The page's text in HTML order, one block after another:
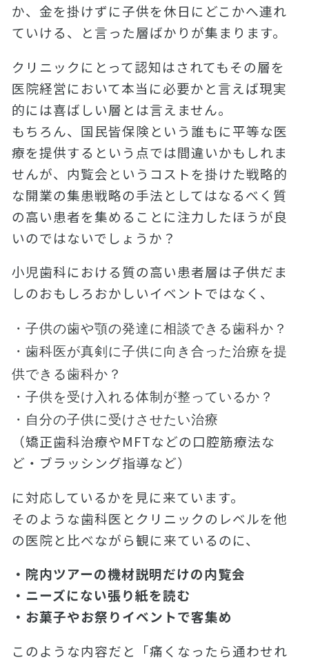
か、金を掛けずに子供を休日にどこかへ連れ
ていける、と言った層ばかりが集まります。
クリニックにとって認知はされてもその層を
医院経営において本当に必要かと言えば現実
的には喜ばしい層とは言えません。
もちろん、国民皆保険という誰もに平等な医
療を提供するという点では間違いかもしれま
せんが、内覧会というコストを掛けた戦略的
な開業の集患戦略の手法としてはなるべく質
の高い患者を集めることに注力したほうが良
いのではないでしょうか？
小児歯科における質の高い患者層は子供だま
しのおもしろおかしいイベントではなく、
・子供の歯や顎の発達に相談できる歯科か？
・歯科医が真剣に子供に向き合った治療を提
供できる歯科か？
・子供を受け入れる体制が整っているか？
・自分の子供に受けさせたい治療
（矯正歯科治療やMFTなどの口腔筋療法な
ど・ブラッシング指導など）
に対応しているかを見に来ています。
そのような歯科医とクリニックのレベルを他
の医院と比べながら観に来ているのに、
・院内ツアーの機材説明だけの内覧会
・ニーズにない張り紙を読む
・お菓子やお祭りイベントで客集め
このような内容だと「痛くなったら通わせれ